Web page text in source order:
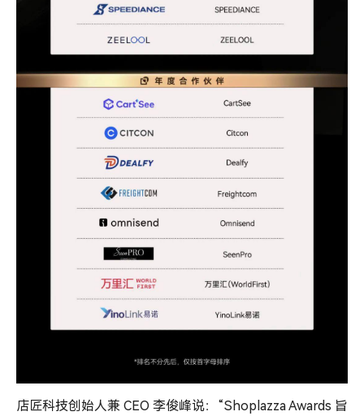
店匠科技创始人兼 CEO 李俊峰说：“Shoplazza Awards 旨